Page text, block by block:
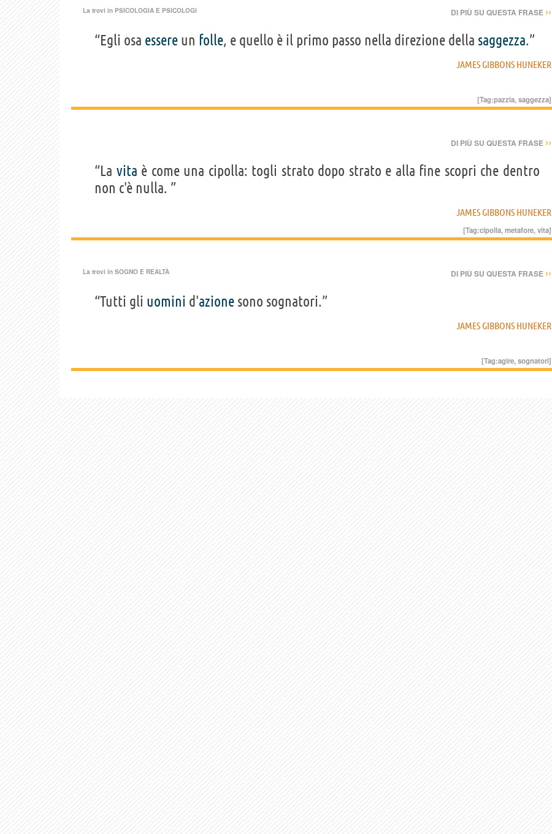
La trovi in PSICOLOGIA E PSICOLOGI DI PIÙ SU QUESTA FRASE ››
“Egli osa essere un folle, e quello è il primo passo nella direzione della saggezza.”
JAMES GIBBONS HUNEKER
[Tag:pazzia,saggezza]
DI PIÙ SU QUESTA FRASE ››
“La vita è come una cipolla: togli strato dopo strato e alla fine scopri che dentro
non c'è nulla. ”
JAMES GIBBONS HUNEKER
[Tag:cipolla,metafore,vita]
La trovi in SOGNO E REALTÀ DI PIÙ SU QUESTA FRASE ››
“Tutti gli uomini d'azione sono sognatori.”
JAMES GIBBONS HUNEKER
[Tag:agire,sognatori]